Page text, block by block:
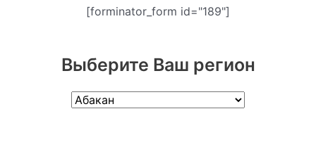
[forminator_form id="189"]
Выберите Ваш регион